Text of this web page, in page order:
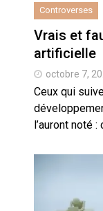
Controverses
Vrais et
artificielle
octobre 7,
Ceux qui
l’auront noté